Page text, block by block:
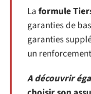
Laformule
garanties de
garanties
un
A découvrir